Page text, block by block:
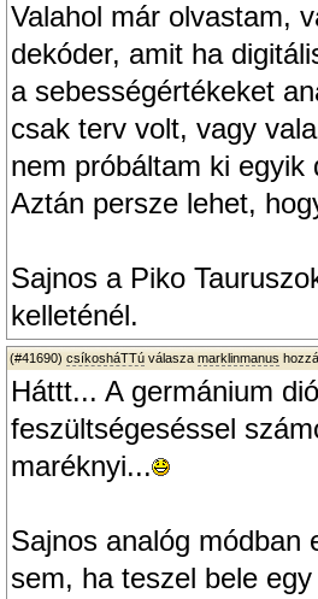
Valahol már olvastam,
dekóder, amit ha
a sebességértékeket
csak terv volt, vagy
nem próbáltam ki egyik
Aztán persze lehet,
Sajnos a Piko
kelleténél.
(#41690) csíkosháTTú válasza marklinmanus
Háttt... A germánium
feszültségeséssel
maréknyi...
Sajnos analóg módban
sem, ha teszel bele